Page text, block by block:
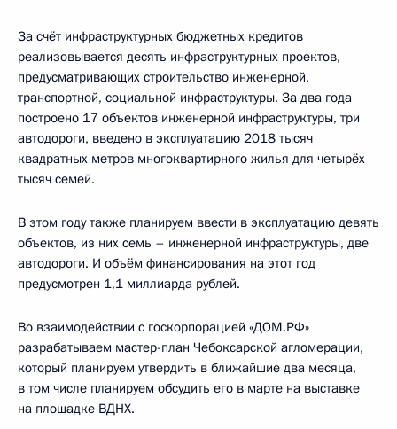
За счёт инфраструктурных бюджетных кредитов
реализовывается десять инфраструктурных проектов,
предусматривающих строительство инженерной,
транспортной, социальной инфраструктуры. За два года
построено 17 объектов инженерной инфраструктуры, три
автодороги, введено в эксплуатацию 2018 тысяч
квадратных метров многоквартирного жилья для четырёх
тысяч семей.
В этом году также планируем ввести в эксплуатацию девять
объектов, из них семь – инженерной инфраструктуры, две
автодороги. И объём финансирования на этот год
предусмотрен 1,1 миллиарда рублей.
Во взаимодействии с госкорпорацией «ДОМ.РФ»
разрабатываем мастер-план Чебоксарской агломерации,
который планируем утвердить в ближайшие два месяца,
в том числе планируем обсудить его в марте на выставке
на площадке ВДНХ.